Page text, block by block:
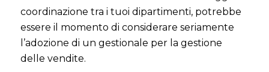
coordinazione tra i tuoi dipartimenti, potrebbe
essere il momento di considerare seriamente
l’adozione di un gestionale per la gestione
delle vendite.